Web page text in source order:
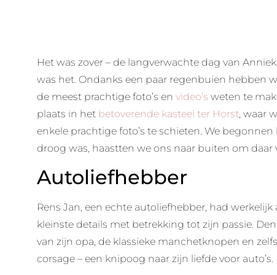
Het was zover – de langverwachte dag van
was het. Ondanks een paar regenbuien hebben
de meest prachtige foto’s en video’s weten te
plaats in het betoverende kasteel ter Horst , waar
enkele prachtige foto’s te schieten. We
droog was, haastten we ons naar buiten om daar
Autoliefhebber
Rens Jan, een echte autoliefhebber, had
kleinste details met betrekking tot zijn passie.
van zijn opa, de klassieke manchetknopen en
corsage – een knipoog naar zijn liefde voor auto’s.